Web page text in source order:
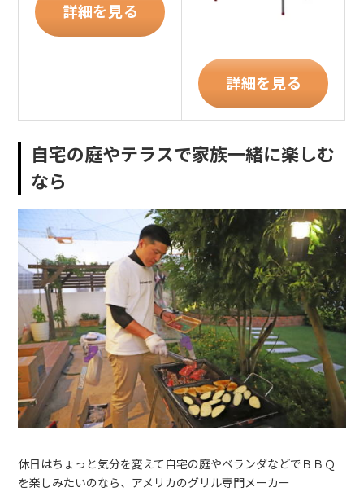
詳細を見る
詳細を見る
自宅の庭やテラスで家族一緒に楽しむ
なら
休日はちょっと気分を変えて自宅の庭やベランダなどでＢＢＱ
を楽しみたいのなら、アメリカのグリル専門メーカー